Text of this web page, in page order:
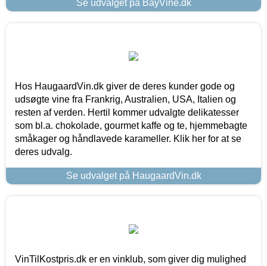
Se udvalget på BayVine.dk
Hos HaugaardVin.dk giver de deres kunder gode og
udsøgte vine fra Frankrig, Australien, USA, Italien og
resten af verden. Hertil kommer udvalgte delikatesser
som bl.a. chokolade, gourmet kaffe og te, hjemmebagte
småkager og håndlavede karameller. Klik her for at se
deres udvalg.
Se udvalget på HaugaardVin.dk
VinTilKostpris.dk er en vinklub, som giver dig mulighed